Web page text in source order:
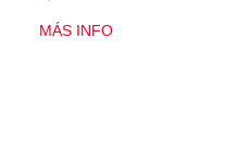
MÁS INFO